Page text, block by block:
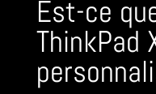
Est-ce
ThinkPad